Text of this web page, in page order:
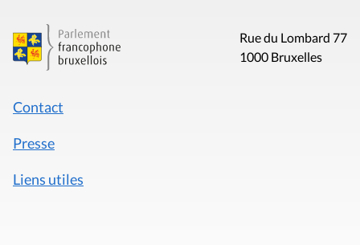
Rue du Lombard 77
1000 Bruxelles
Contact
Presse
Liens utiles